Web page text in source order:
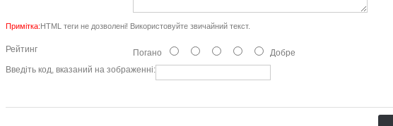
Примітка:HTML теги не дозволені! Використовуйте звичайний текст.
Рейтинг Погано
Добре
Введіть код, вказаний на зображенні: